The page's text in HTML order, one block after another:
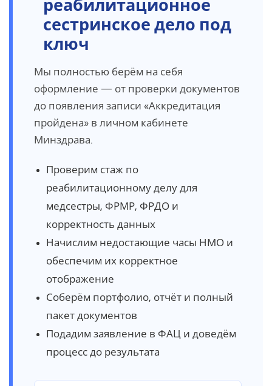
реабилитационное
сестринское дело под
ключ
Мы полностью берём на себя
оформление — от проверки документов
до появления записи «Аккредитация
пройдена» в личном кабинете
Минздрава.
Проверим стаж по
реабилитационному делу для
медсестры, ФРМР, ФРДО и
корректность данных
Начислим недостающие часы НМО и
обеспечим их корректное
отображение
Соберём портфолио, отчёт и полный
пакет документов
Подадим заявление в ФАЦ и доведём
процесс до результата